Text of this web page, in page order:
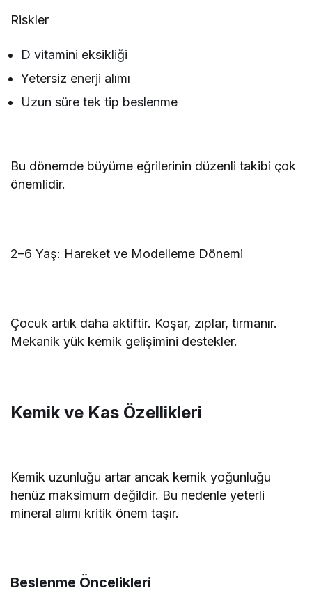
Riskler
D vitamini eksikliği
Yetersiz enerji alımı
Uzun süre tek tip beslenme
Bu dönemde büyüme eğrilerinin düzenli takibi çok
önemlidir.
2–6 Yaş: Hareket ve Modelleme Dönemi
Çocuk artık daha aktiftir. Koşar, zıplar, tırmanır.
Mekanik yük kemik gelişimini destekler.
Kemik ve Kas Özellikleri
Kemik uzunluğu artar ancak kemik yoğunluğu
henüz maksimum değildir. Bu nedenle yeterli
mineral alımı kritik önem taşır.
Beslenme Öncelikleri